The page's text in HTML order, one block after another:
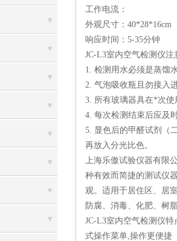
工作电流：
外观尺寸：40*28*16cm
响应时间：5-35分钟
JC-L3室内空气检测仪注
1. 检测用水必须是蒸馏
2. 气泡吸收瓶且勿接入
3. 所有玻璃器具在*次
4. 每次检测结束后应及
5. 显色后的甲醛试剂（
再放入分光比色。
上海乐傲试验仪器有限
种有效而简捷的测试仪
观。适用于居住区、居
防腐、消毒、化肥、树
JC-L3室内空气检测仪
式操作菜单,操作更便